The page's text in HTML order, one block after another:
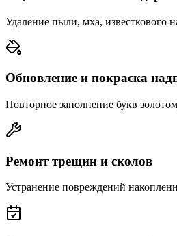
Удаление пыли, мха, известкового
Обновление и покраска
Повторное заполнение букв
Ремонт трещин и сколов
Устранение повреждений